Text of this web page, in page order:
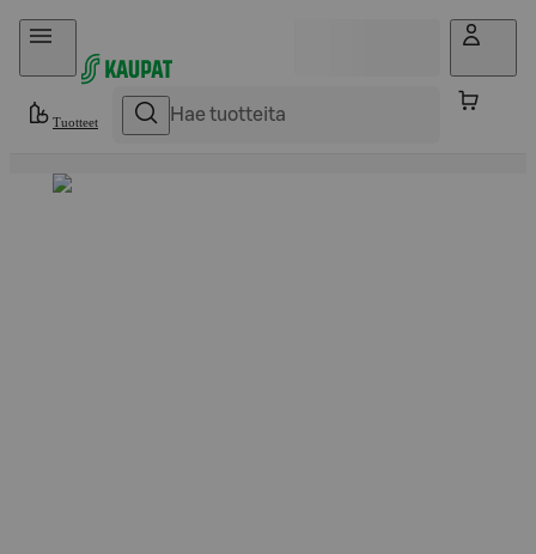
Hyppää sisältöön
Tuotteet